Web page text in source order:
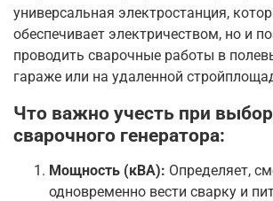
универсальная электростанция,
обеспечивает электричеством, но и
проводить сварочные работы в
гараже или на удаленной
Что важно учесть при
сварочного генератора:
Мощность (кВА): Определяет,
одновременно вести сварку и